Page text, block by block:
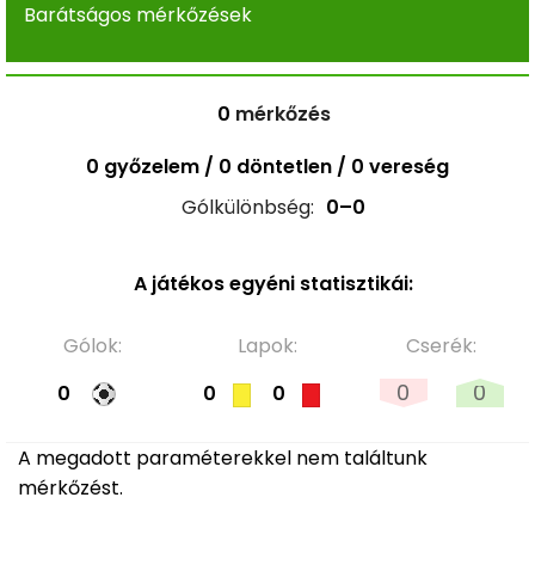
Barátságos mérkőzések
0 mérkőzés
0 győzelem / 0 döntetlen / 0 vereség
Gólkülönbség: 0–0
A játékos egyéni statisztikái:
Gólok:
0
Lapok:
0
0
Cserék:
0 0
A megadott paraméterekkel nem találtunk
mérkőzést.